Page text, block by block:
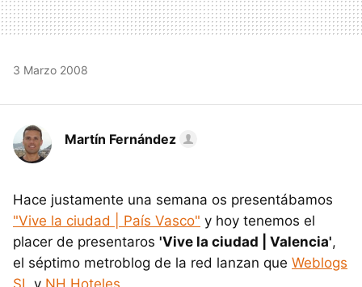
3 Marzo 2008
Martín Fernández
Hace justamente una semana os presentábamos
"Vive la ciudad | País Vasco" y hoy tenemos el
placer de presentaros 'Vive la ciudad | Valencia',
el séptimo metroblog de la red lanzan que Weblogs
SL y NH Hoteles.